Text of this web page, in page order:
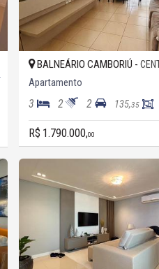
BALNEÁRIO CAMBORIÚ -
Apartamento
3 2 2 135,35
R$ 1.790.000,00